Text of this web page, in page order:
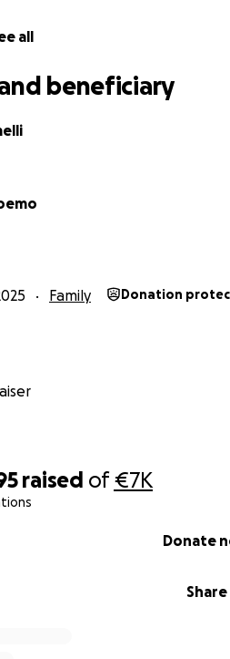
raised of€7K
Share
Donate
all
beneficiary
Family Donation